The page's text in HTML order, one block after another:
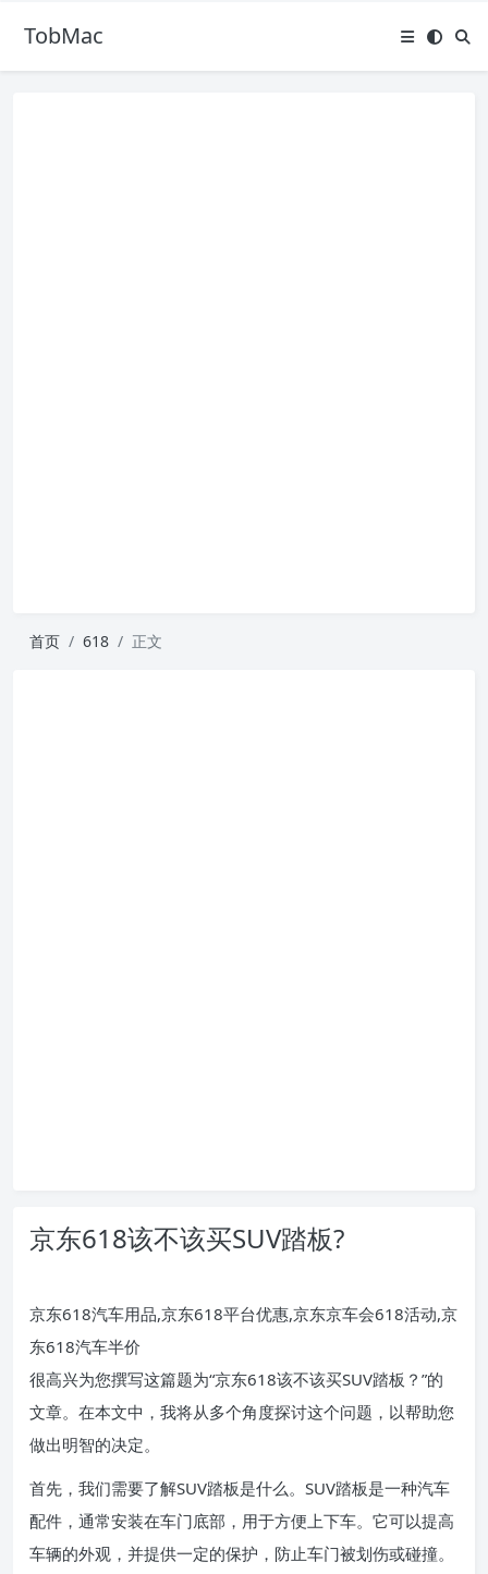
TobMac
首页 618 正文
京东618该不该买SUV踏板?
京东618汽车用品,京东618平台优惠,京东京车会618活动,京
东618汽车半价
很高兴为您撰写这篇题为“京东618该不该买SUV踏板？”的
文章。在本文中，我将从多个角度探讨这个问题，以帮助您
做出明智的决定。
首先，我们需要了解SUV踏板是什么。SUV踏板是一种汽车
配件，通常安装在车门底部，用于方便上下车。它可以提高
车辆的外观，并提供一定的保护，防止车门被划伤或碰撞。